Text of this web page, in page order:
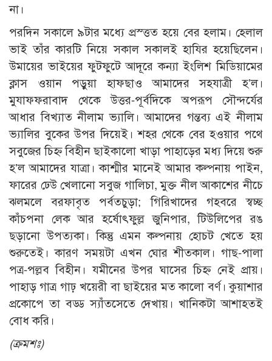
না।
পরদিন সকালে ৯টার মধ্যে প্রস্ত্তত হয়ে বের হলাম। হেলাল
ভাই তাঁর কারটি নিয়ে সকাল সকালই হাযির হয়েছিলেন।
উমায়ের ভাইয়ের ফুটফুটে আদূরে কন্যা ইংলিশ মিডিয়ামের
ক্লাস ওয়ান পড়ুয়া হাফছাও আমাদের সহযাত্রী হ’ল।
মুযাফফরাবাদ থেকে উত্তর-পূর্বদিকে অপরূপ সৌন্দর্যের
আধার বিখ্যাত নীলাম ভ্যালি। আমাদের গন্তব্য এই নীলাম
ভ্যালির বুকের উপর দিয়েই। শহর থেকে বের হওয়ার পথে
সবুজের চিহ্ন বিহীন ছাইকালো খাড়া পাহাড়ের মধ্য দিয়ে শুরু
হ’ল আমাদের যাত্রা। কাশ্মীর মানেই আমার কল্পনায় পাইন,
ফারের ঢেউ খেলানো সবুজ গালিচা, মুক্ত নীল আকাশের নীচে
ঝলমলে বরফাবৃত পর্বতচুড়া; গিরিখাদের গহবরে স্বচ্ছ
কাঁচপনা লেক আর হর্ষোৎফুল্ল জুনিপার, টিউলিপের রঙ
ছড়ানো উপত্যকা। কিন্তু এমন কল্পনায় হোচট খেতে হয়
শুরুতেই। কারণ সময়টা এখন ঘোর শীতকাল। গাছ-পালা
পত্র-পল্লব বিহীন। যমীনের উপর ঘাসের চিহ্ন নেই প্রায়।
পাহাড় গাত্র গাঢ় খয়েরী বা ছাইয়ের মত কালো বর্ণ। কুয়াশার
প্রকোপে তা বড্ড স্যাঁতসেতে দেখায়। খানিকটা আশাহতই
বোধ করি।
(ক্রমশঃ)